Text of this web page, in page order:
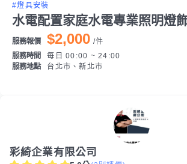
#燈具安裝
水電配置家庭水電專業照明燈
服務報價 $2,000 /件
服務時間
每日 00:00 ~ 24:00
服務地點
台北市、新北市
彩綺企業有限公司